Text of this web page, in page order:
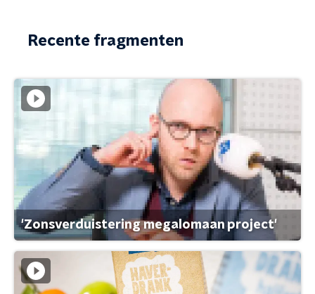
Recente fragmenten
'Zonsverduistering megalomaan project'